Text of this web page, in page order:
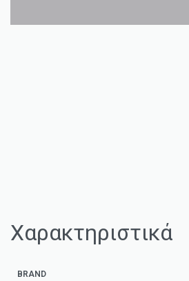
Χαρακτηριστικά
BRAND